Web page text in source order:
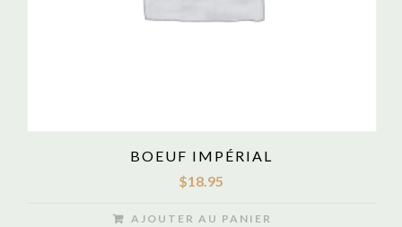
BOEUF IMPÉRIAL
$18.95
AJOUTER AU PANIER